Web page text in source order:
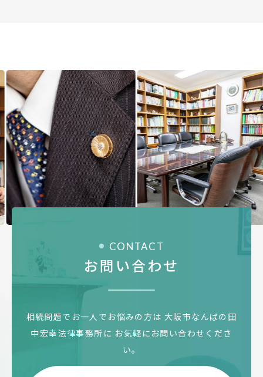
Previous Next
CONTACT
お問い合わせ
相続問題でお一人でお悩みの方は 大阪市なんばの田
中宏幸法律事務所に お気軽にお問い合わせくださ
い。